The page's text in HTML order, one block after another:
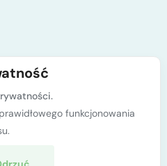
funkcjonowania